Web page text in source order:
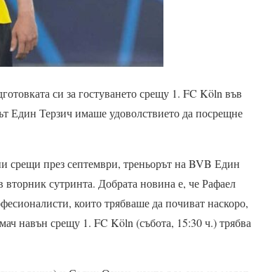
си за гостуването срещу 1. FC Köln във
Един Терзич имаше удоволствието да посрещне
срещи през септември, треньорът на BVB Един
сутринта. Добрата новина е, че Рафаел
които трябваше да почиват наскоро,
навън срещу 1. FC Köln (събота, 15:30 ч.) трябва